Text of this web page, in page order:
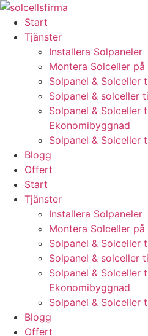
Skip
content
Start
Tjänster
Installera Solpaneler
Montera Solceller på
Solpanel & Solceller
Solpanel & solceller
Solpanel & Solceller
Ekonomibyggnad
Solpanel & Solceller
Blogg
Offert
Start
Tjänster
Installera Solpaneler
Montera Solceller på
Solpanel & Solceller
Solpanel & solceller
Solpanel & Solceller
Ekonomibyggnad
Solpanel & Solceller
Blogg
Offert